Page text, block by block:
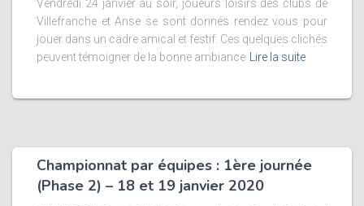
Vendredi 24 janvier au soir, joueurs loisirs des clubs de
Villefranche et Anse se sont donnés rendez vous pour
jouer dans un cadre amical et festif. Ces quelques clichés
peuvent témoigner de la bonne ambiance
Lire la suite
Championnat par équipes : 1ère journée
(Phase 2) – 18 et 19 janvier 2020